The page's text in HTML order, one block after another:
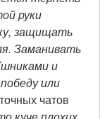
руки
защищать
Заманивать
и
или
чатов